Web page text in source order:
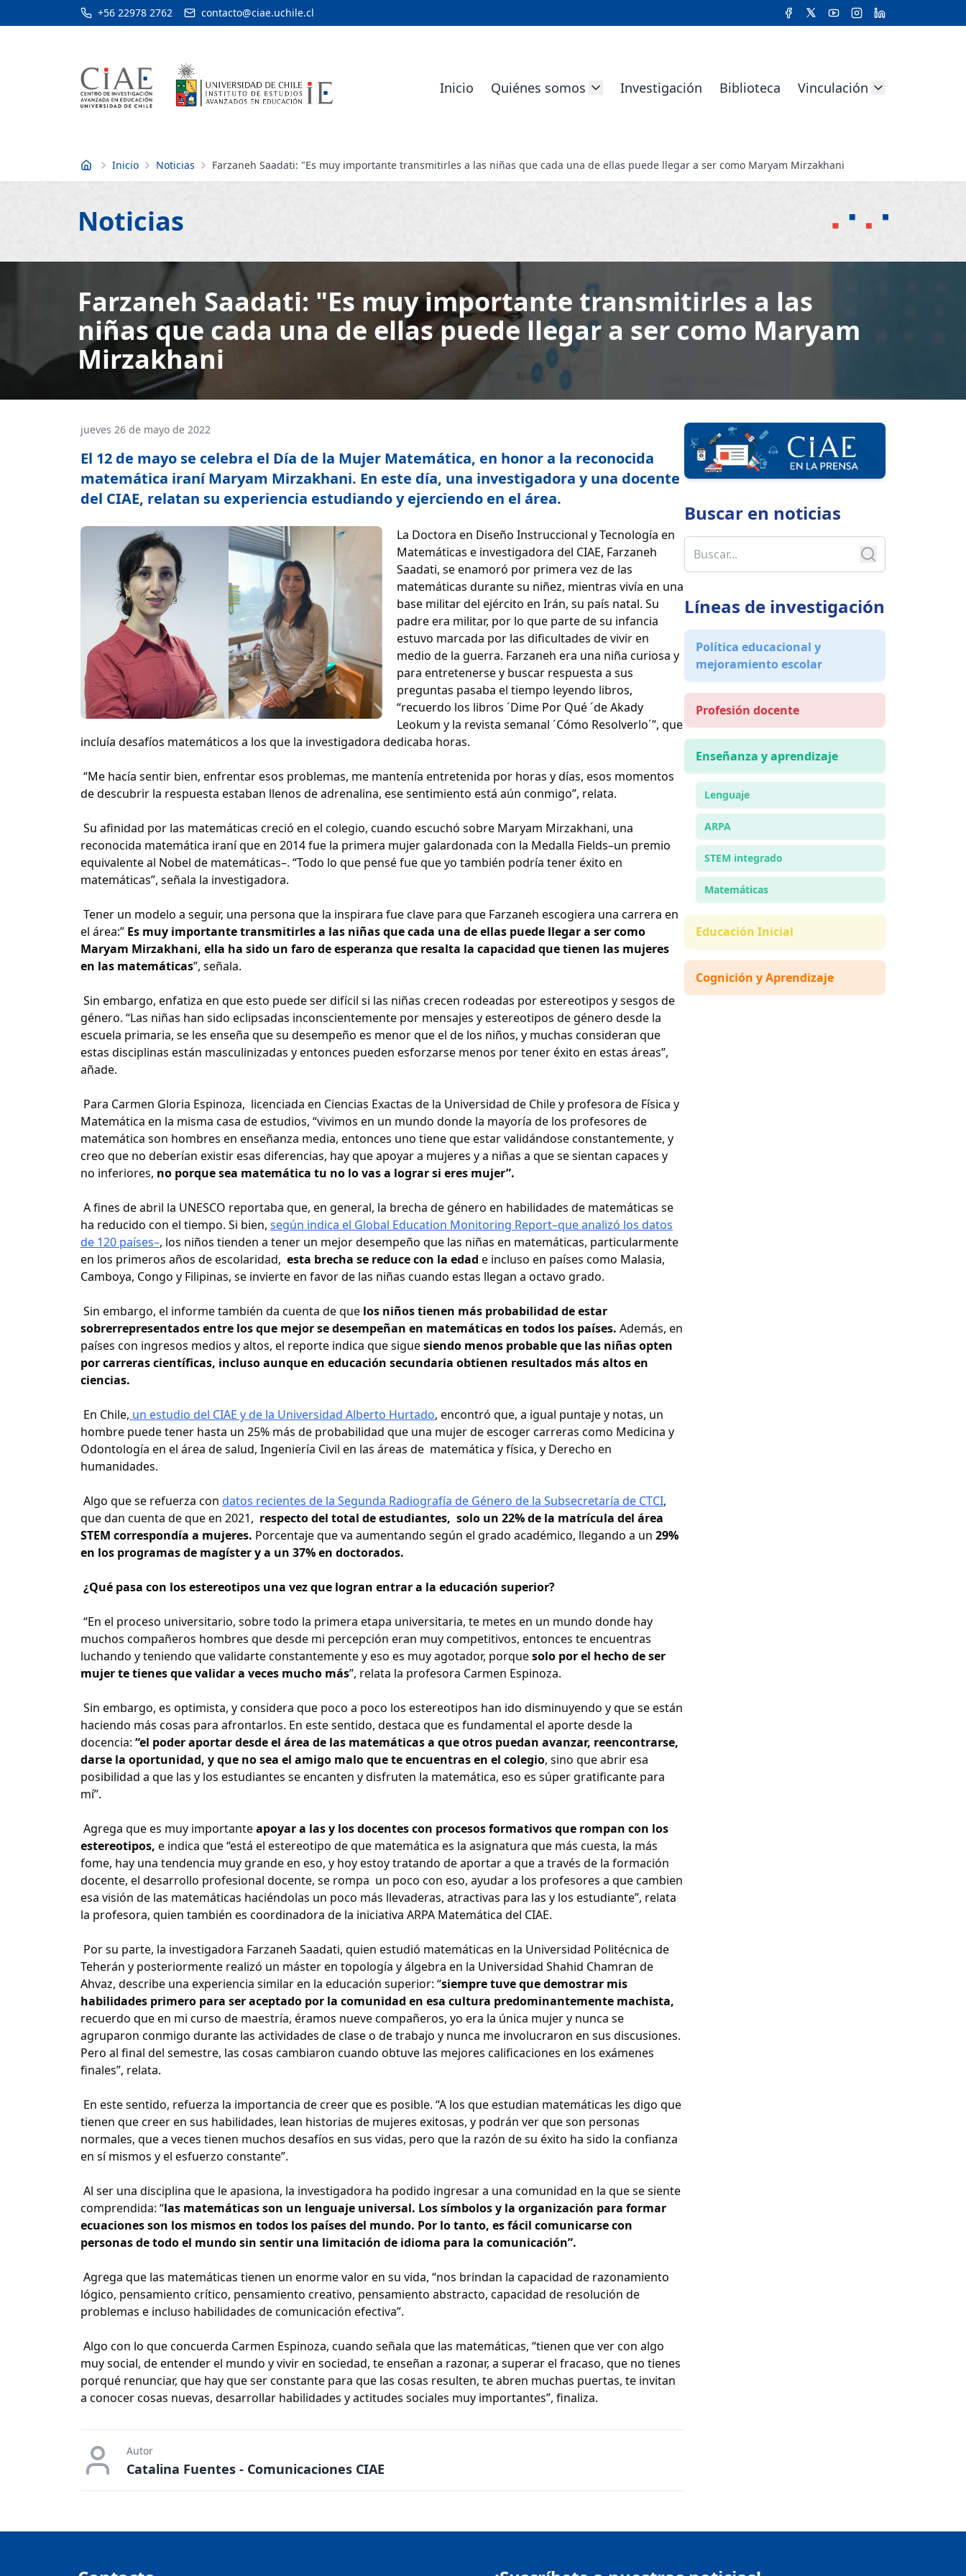
+56 22978 2762 contacto@ciae.uchile.cl
Inicio Quiénes somos Investigación Biblioteca Vinculación
Inicio Inicio Noticias Farzaneh Saadati: "Es muy importante transmitirles a las niñas que cada una de ellas puede llegar a ser como Maryam Mirzakhani
Noticias
Farzaneh Saadati: "Es muy importante transmitirles a las
niñas que cada una de ellas puede llegar a ser como Maryam
Mirzakhani
jueves 26 de mayo de 2022
El 12 de mayo se celebra el Día de la Mujer Matemática, en honor a la reconocida
matemática iraní Maryam Mirzakhani. En este día, una investigadora y una docente
del CIAE, relatan su experiencia estudiando y ejerciendo en el área.
La Doctora en Diseño Instruccional y Tecnología en
Matemáticas e investigadora del CIAE, Farzaneh
Saadati, se enamoró por primera vez de las
matemáticas durante su niñez, mientras vivía en una
base militar del ejército en Irán, su país natal. Su
padre era militar, por lo que parte de su infancia
estuvo marcada por las dificultades de vivir en
medio de la guerra. Farzaneh era una niña curiosa y
para entretenerse y buscar respuesta a sus
preguntas pasaba el tiempo leyendo libros,
“recuerdo los libros ´Dime Por Qué ´de Akady
Leokum y la revista semanal ´Cómo Resolverlo´”, que
incluía desafíos matemáticos a los que la investigadora dedicaba horas.
“Me hacía sentir bien, enfrentar esos problemas, me mantenía entretenida por horas y días, esos momentos
de descubrir la respuesta estaban llenos de adrenalina, ese sentimiento está aún conmigo”, relata.
Su afinidad por las matemáticas creció en el colegio, cuando escuchó sobre Maryam Mirzakhani, una
reconocida matemática iraní que en 2014 fue la primera mujer galardonada con la Medalla Fields–un premio
equivalente al Nobel de matemáticas–. “Todo lo que pensé fue que yo también podría tener éxito en
matemáticas”, señala la investigadora.
Tener un modelo a seguir, una persona que la inspirara fue clave para que Farzaneh escogiera una carrera en
el área:” Es muy importante transmitirles a las niñas que cada una de ellas puede llegar a ser como
Maryam Mirzakhani, ella ha sido un faro de esperanza que resalta la capacidad que tienen las mujeres
en las matemáticas”, señala.
Sin embargo, enfatiza en que esto puede ser difícil si las niñas crecen rodeadas por estereotipos y sesgos de
género. “Las niñas han sido eclipsadas inconscientemente por mensajes y estereotipos de género desde la
escuela primaria, se les enseña que su desempeño es menor que el de los niños, y muchas consideran que
estas disciplinas están masculinizadas y entonces pueden esforzarse menos por tener éxito en estas áreas”,
añade.
Para Carmen Gloria Espinoza, licenciada en Ciencias Exactas de la Universidad de Chile y profesora de Física y
Matemática en la misma casa de estudios, “vivimos en un mundo donde la mayoría de los profesores de
matemática son hombres en enseñanza media, entonces uno tiene que estar validándose constantemente, y
creo que no deberían existir esas diferencias, hay que apoyar a mujeres y a niñas a que se sientan capaces y
no inferiores, no porque sea matemática tu no lo vas a lograr si eres mujer”.
A fines de abril la UNESCO reportaba que, en general, la brecha de género en habilidades de matemáticas se
ha reducido con el tiempo. Si bien, según indica el Global Education Monitoring Report–que analizó los datos
de 120 países–, los niños tienden a tener un mejor desempeño que las niñas en matemáticas, particularmente
en los primeros años de escolaridad, esta brecha se reduce con la edad e incluso en países como Malasia,
Camboya, Congo y Filipinas, se invierte en favor de las niñas cuando estas llegan a octavo grado.
Sin embargo, el informe también da cuenta de que los niños tienen más probabilidad de estar
sobrerrepresentados entre los que mejor se desempeñan en matemáticas en todos los países. Además, en
países con ingresos medios y altos, el reporte indica que siguesiendo menos probable que las niñas opten
por carreras científicas, incluso aunque en educación secundaria obtienen resultados más altos en
ciencias.
En Chile, un estudio del CIAE y de la Universidad Alberto Hurtado, encontró que, a igual puntaje y notas, un
hombre puede tener hasta un 25% más de probabilidad que una mujer de escoger carreras como Medicina y
Odontología en el área de salud, Ingeniería Civil en las áreas de matemática y física, y Derecho en
humanidades.
Algo que se refuerza con datos recientes de la Segunda Radiografía de Género de la Subsecretaría de CTCI,
que dan cuenta de que en 2021, respecto del total de estudiantes, solo un 22% de la matrícula del área
STEM correspondía a mujeres. Porcentaje que va aumentando según el grado académico, llegando a un 29%
en los programas de magíster y a un 37% en doctorados.
¿Qué pasa con los estereotipos una vez que logran entrar a la educación superior?
“En el proceso universitario, sobre todo la primera etapa universitaria, te metes en un mundo donde hay
muchos compañeros hombres que desde mi percepción eran muy competitivos, entonces te encuentras
luchando y teniendo que validarte constantemente y eso es muy agotador, porquesolo por el hecho de ser
mujer te tienes que validar a veces mucho más”, relata la profesora Carmen Espinoza.
Sin embargo, es optimista, y considera que poco a poco los estereotipos han ido disminuyendo y que se están
haciendo más cosas para afrontarlos. En este sentido, destaca que es fundamental el aporte desde la
docencia: “el poder aportar desde el área de las matemáticas a que otros puedan avanzar, reencontrarse,
darse la oportunidad, y que no sea el amigo malo que te encuentras en el colegio, sino que abrir esa
posibilidad a que las y los estudiantes se encanten y disfruten la matemática, eso es súper gratificante para
mí”.
Agrega que es muy importanteapoyar a las y los docentes con procesos formativos que rompan con los
estereotipos, e indica que “está el estereotipo de que matemática es la asignatura que más cuesta, la más
fome, hay una tendencia muy grande en eso, y hoy estoy tratando de aportar a que a través de la formación
docente, el desarrollo profesional docente, se rompa un poco con eso, ayudar a los profesores a que cambien
esa visión de las matemáticas haciéndolas un poco más llevaderas, atractivas para las y los estudiante”, relata
la profesora, quien también es coordinadora de la iniciativa ARPA Matemática del CIAE.
Por su parte, la investigadora Farzaneh Saadati, quien estudió matemáticas en la Universidad Politécnica de
Teherán y posteriormente realizó un máster en topología y álgebra en la Universidad Shahid Chamran de
Ahvaz, describe una experiencia similar en la educación superior: “siempre tuve que demostrar mis
habilidades primero para ser aceptado por la comunidad en esa cultura predominantemente machista,
recuerdo que en mi curso de maestría, éramos nueve compañeros, yo era la única mujer y nunca se
agruparon conmigo durante las actividades de clase o de trabajo y nunca me involucraron en sus discusiones.
Pero al final del semestre, las cosas cambiaron cuando obtuve las mejores calificaciones en los exámenes
finales”, relata.
En este sentido, refuerza la importancia de creer que es posible. “A los que estudian matemáticas les digo que
tienen que creer en sus habilidades, lean historias de mujeres exitosas, y podrán ver que son personas
normales, que a veces tienen muchos desafíos en sus vidas, pero que la razón de su éxito ha sido la confianza
en sí mismos y el esfuerzo constante”.
Al ser una disciplina que le apasiona, la investigadora ha podido ingresar a una comunidad en la que se siente
comprendida: “las matemáticas son un lenguaje universal. Los símbolos y la organización para formar
ecuaciones son los mismos en todos los países del mundo. Por lo tanto, es fácil comunicarse con
personas de todo el mundo sin sentir una limitación de idioma para la comunicación”.
Agrega que las matemáticas tienen un enorme valor en su vida, “nos brindan la capacidad de razonamiento
lógico, pensamiento crítico, pensamiento creativo, pensamiento abstracto, capacidad de resolución de
problemas e incluso habilidades de comunicación efectiva”.
Algo con lo que concuerda Carmen Espinoza, cuando señala que las matemáticas, “tienen que ver con algo
muy social, de entender el mundo y vivir en sociedad, te enseñan a razonar, a superar el fracaso, que no tienes
porqué renunciar, que hay que ser constante para que las cosas resulten, te abren muchas puertas, te invitan
a conocer cosas nuevas, desarrollar habilidades y actitudes sociales muy importantes”, finaliza.
Autor
Catalina Fuentes - Comunicaciones CIAE
Buscar en noticias
Líneas de investigación
Política educacional y
mejoramiento escolar
Profesión docente
Enseñanza y aprendizaje
Lenguaje
ARPA
STEM integrado
Matemáticas
Educación Inicial
Cognición y Aprendizaje